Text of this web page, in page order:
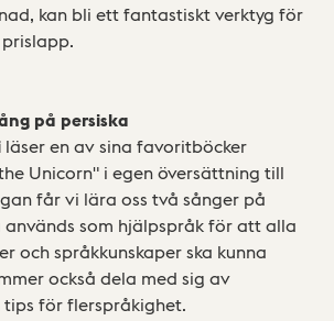
kan bli ett fantastiskt verktyg för
på persiska
läser en av sina favoritböcker
Unicorn" i egen översättning till
får vi lära oss två sånger på
används som hjälpspråk för att alla
och språkkunskaper ska kunna
också dela med sig av
för flerspråkighet.